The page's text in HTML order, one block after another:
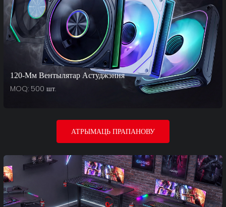
120-Мм Вентылятар Астуджэння
MOQ: 500 шт.
АТРЫМАЦЬ ПРАПАНОВУ